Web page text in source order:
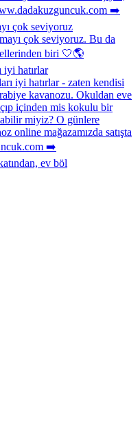
çok seviyoruz
iyi hatırlar
ev böl